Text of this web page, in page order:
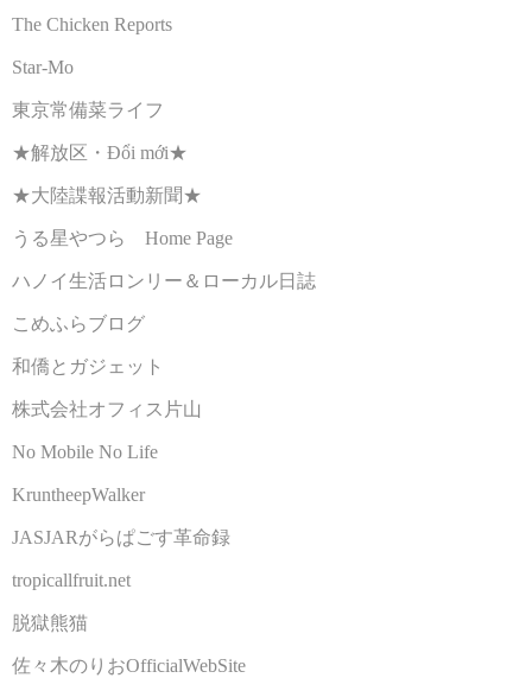
The Chicken Reports
Star-Mo
東京常備菜ライフ
★解放区・Đổi mới★
★大陸諜報活動新聞★
うる星やつら Home Page
ハノイ生活ロンリー＆ローカル日誌
こめふらブログ
和僑とガジェット
株式会社オフィス片山
No Mobile No Life
KruntheepWalker
JASJARがらぱごす革命録
tropicallfruit.net
脱獄熊猫
佐々木のりおOfficialWebSite